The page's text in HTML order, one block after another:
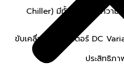
Chiller) มีทั้งรุ่นระบายความ
ขับเคลื่อนด้วยมอเตอร์ DC
ประสิทธิภ